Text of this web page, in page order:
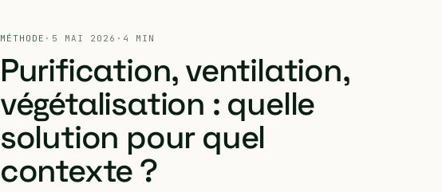
MÉTHODE · 5 MAI 2026 · 4 MIN
Purification, ventilation,
végétalisation : quelle
solution pour quel
contexte ?